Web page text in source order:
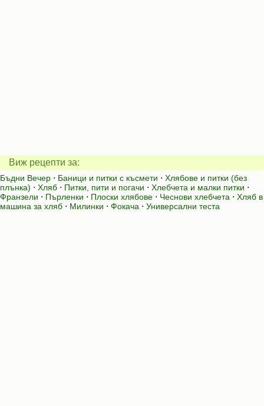
Виж рецепти за:
Бъдни Вечер ⋅ Баници и питки с късмети ⋅ Хлябове и питки (без
плънка) ⋅ Хляб ⋅ Питки, пити и погачи ⋅ Хлебчета и малки питки ⋅
Франзели ⋅ Пърленки ⋅ Плоски хлябове ⋅ Чеснови хлебчета ⋅ Хляб в
машина за хляб ⋅ Милинки ⋅ Фокача ⋅ Универсални теста